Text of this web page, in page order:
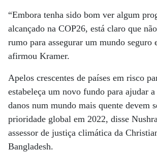
“Embora tenha sido bom ver algum
alcançado na COP26, está claro que
rumo para assegurar um mundo seguro
afirmou Kramer.
Apelos crescentes de países em risco
estabeleça um novo fundo para ajudar
danos num mundo mais quente devem
prioridade global em 2022, disse
assessor de justiça climática da
Bangladesh.